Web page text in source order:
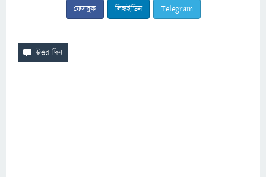
ফেসবুক লিঙ্কইডিন Telegram